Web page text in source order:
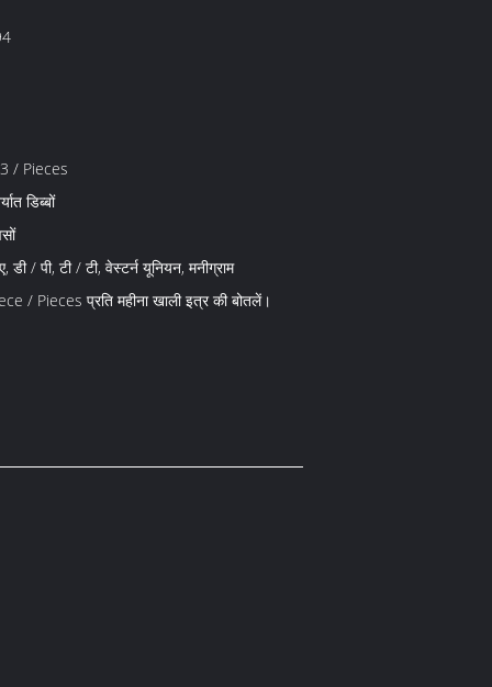
/ Pieces
डिब्बों
डी / पी, टी / टी, वेस्टर्न यूनियन, मनीग्राम
/ Pieces प्रति महीना खाली इत्र की बोतलें।